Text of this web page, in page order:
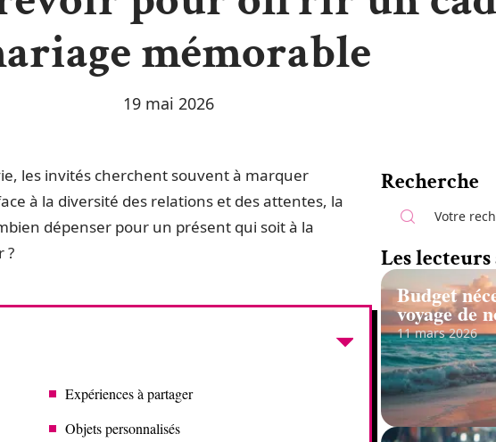
mémorable
19 mai 2026
les invités cherchent souvent à marquer
à la diversité des relations et des attentes, la
dépenser pour un présent qui soit à la
?
Expériences à partager
Objets personnalisés
Recherche
Les
Budget
voyage de
11 mars 2026